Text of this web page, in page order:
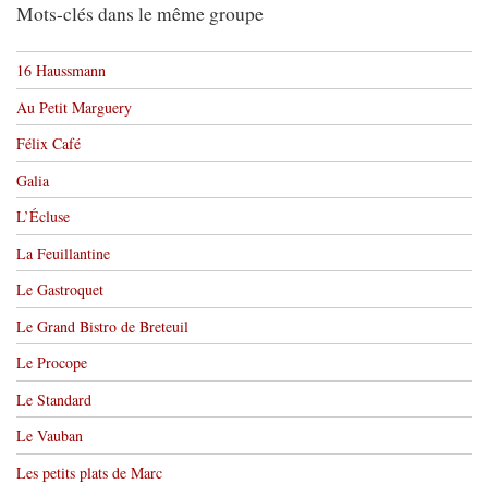
Mots-clés dans le même groupe
16 Haussmann
Au Petit Marguery
Félix Café
Galia
L’Écluse
La Feuillantine
Le Gastroquet
Le Grand Bistro de Breteuil
Le Procope
Le Standard
Le Vauban
Les petits plats de Marc